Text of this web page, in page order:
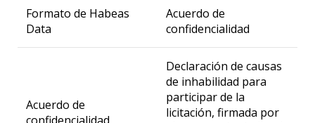
Formato de Habeas
Data
Acuerdo de
confidencialidad
Acuerdo de
Declaración de causas
de inhabilidad para
participar de la
licitación, firmada por